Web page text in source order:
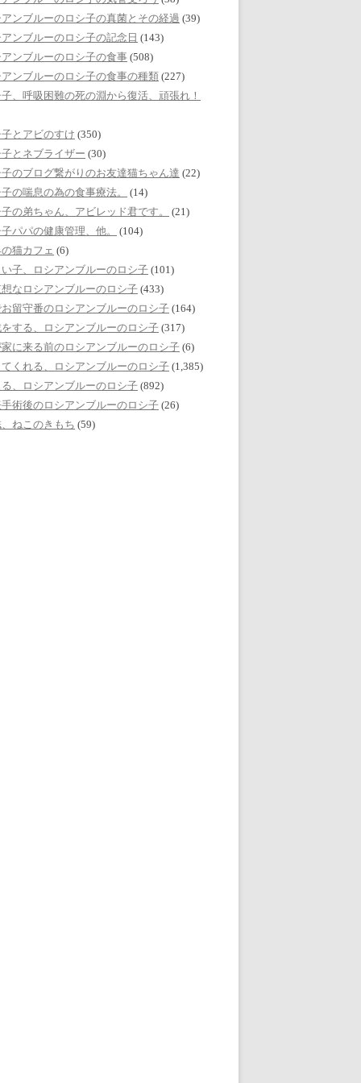
ンブルーのロシ子の真菌とその経過 (39)
ンブルーのロシ子の記念日 (143)
ンブルーのロシ子の食事 (508)
ンブルーのロシ子の食事の種類 (227)
、呼吸困難の死の淵から復活、頑張れ！
とアビのすけ (350)
とネブライザー (30)
のブログ繋がりのお友達猫ちゃん達 (22)
の喘息の為の食事療法。
(14)
の弟ちゃん、アビレッド君です。
(21)
パパの健康管理、他。
(104)
猫カフェ (6)
子、ロシアンブルーのロシ子 (101)
なロシアンブルーのロシ子 (433)
留守番のロシアンブルーのロシ子 (164)
する、ロシアンブルーのロシ子 (317)
に来る前のロシアンブルーのロシ子 (6)
くれる、ロシアンブルーのロシ子 (1,385)
、ロシアンブルーのロシ子 (892)
術後のロシアンブルーのロシ子 (26)
ねこのきもち (59)